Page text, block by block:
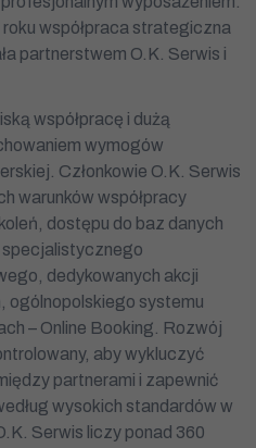
współpraca strategiczna
partnerstwem O.K. Serwis i
współpracę i dużą
wymogów
Członkowie O.K. Serwis
warunków współpracy
dostępu do baz danych
specjalistycznego
dedykowanych akcji
ogólnopolskiego systemu
– Online Booking. Rozwój
aby wykluczyć
partnerami i zapewnić
wysokich standardów w
Serwis liczy ponad 360
przyjęte.
skontaktuje się z Tobą.